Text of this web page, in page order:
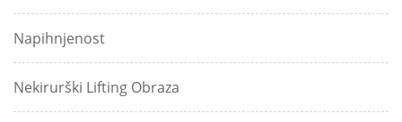
Napihnjenost
Nekirurški Lifting Obraza